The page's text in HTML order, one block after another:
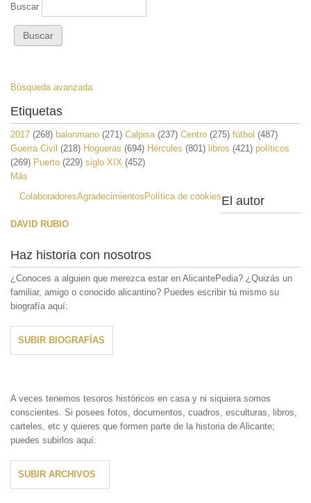
Buscar
Búsqueda avanzada
Etiquetas
2017 (268) balonmano (271) Calpisa(237) Centro (275) fútbol (487)
Guerra Civil (218) Hogueras (694) Hércules (801) libros (421) políticos
(269) Puerto (229) siglo XIX (452)
Más
ColaboradoresAgradecimientosPolítica de cookiesEl autor
DAVID RUBIO
Haz historia con nosotros
¿Conoces a alguien que merezca estar en AlicantePedia? ¿Quizás un
familiar, amigo o conocido alicantino? Puedes escribir tú mismo su
biografía aquí:
SUBIR BIOGRAFÍAS
A veces tenemos tesoros históricos en casa y ni siquiera somos
conscientes. Si posees fotos, documentos, cuadros, esculturas, libros,
carteles, etc y quieres que formen parte de la historia de Alicante;
puedes subirlos aquí:
SUBIR ARCHIVOS